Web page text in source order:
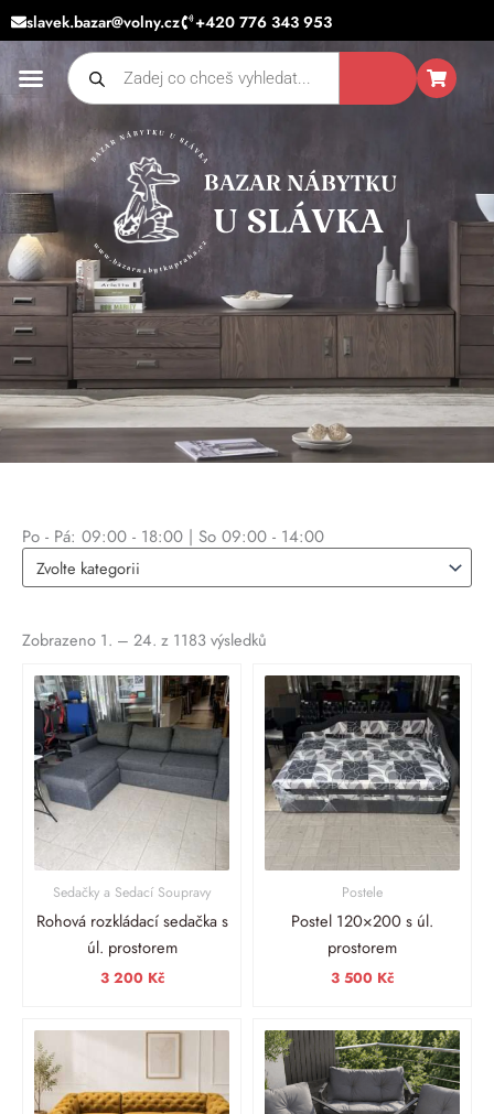
Přeskočit
na
slavek.bazar@volny.cz
+420 776 343 953
Products
search
Po - Pá: 09:00 - 18:00 | So 09:00 - 14:00
Zvolte kategorii
Zobrazeno 1. – 24. z 1183 výsledků
Sedačky a Sedací Soupravy
Rohová rozkládací sedačka s
úl. prostorem
3 200 Kč
Postele
Postel 120×200 s úl.
prostorem
3 500 Kč
Původní
33
990 Kč.
Aktuální
500 Kč.